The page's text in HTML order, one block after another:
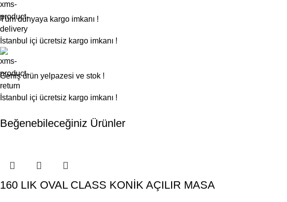
Tüm dünyaya kargo imkanı !
İstanbul içi ücretsiz kargo imkanı !
Geniş ürün yelpazesi ve stok !
İstanbul içi ücretsiz kargo imkanı !
Beğenebileceğiniz Ürünler
160 LIK OVAL CLASS KONİK AÇILIR MASA